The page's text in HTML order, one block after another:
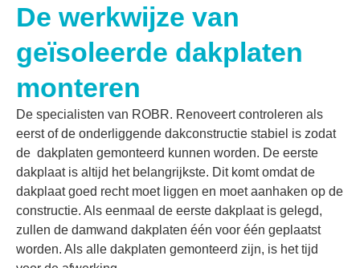
De werkwijze van
geïsoleerde dakplaten
monteren
De specialisten van ROBR. Renoveert controleren als
eerst of de onderliggende dakconstructie stabiel is zodat
de dakplaten gemonteerd kunnen worden. De eerste
dakplaat is altijd het belangrijkste. Dit komt omdat de
dakplaat goed recht moet liggen en moet aanhaken op de
constructie. Als eenmaal de eerste dakplaat is gelegd,
zullen de damwand dakplaten één voor één geplaatst
worden. Als alle dakplaten gemonteerd zijn, is het tijd